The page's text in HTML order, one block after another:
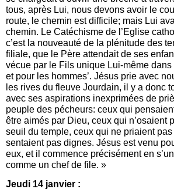
tous, après Lui, nous devons avoir le
route, le chemin est difficile; mais Lui
chemin. Le Catéchisme de l’Eglise
c’est la nouveauté de la plénitude des
filiale, que le Père attendait de ses
vécue par le Fils unique Lui-même
et pour les hommes’. Jésus prie avec
les rives du fleuve Jourdain, il y a donc
avec ses aspirations inexprimées de
peuple des pécheurs: ceux qui
être aimés par Dieu, ceux qui n’osaient
seuil du temple, ceux qui ne priaient pas
sentaient pas dignes. Jésus est venu
eux, et il commence précisément en
comme un chef de file. »
Jeudi 14 janvier :